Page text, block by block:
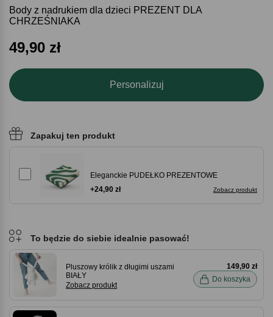
Body z nadrukiem dla dzieci PREZENT DLA
CHRZEŚNIAKA
49,90 zł
Personalizuj
Zapakuj ten produkt
Eleganckie PUDEŁKO PREZENTOWE
Zobacz produkt
+24,90 zł
To będzie do siebie idealnie pasować!
Pluszowy królik z długimi uszami
BIAŁY
Zobacz produkt
149,90 zł
Do koszyka